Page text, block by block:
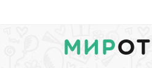
МИР